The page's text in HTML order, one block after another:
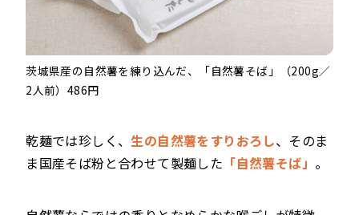
茨城県産の自然薯を練り込んだ、「自然薯そば」（200g／
2人前）486円
乾麺では珍しく、生の自然薯をすりおろし、そのま
ま国産そば粉と合わせて製麺した 「自然薯そば」 。